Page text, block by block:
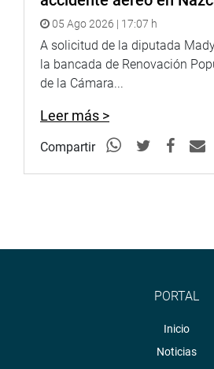
CENTRO DE NOTICIAS
PRENSA-CONGRESO 22-5-18
Puede encontrar más información
y redes sociales.
Portal: http://
https://goo.gl/VBXBNk
05 Ago 2026 | 17:07 h
A solicitud de la diputada
la bancada de Renovación
de la Cámara...
Leer más >
Compartir
PORTAL
Inicio
Noticias